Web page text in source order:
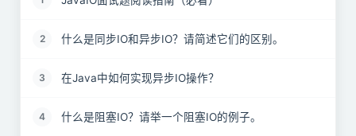
2 什么是同步IO和异步IO？请简述它们的区别。
3 在Java中如何实现异步IO操作？
4 什么是阻塞IO？请举一个阻塞IO的例子。